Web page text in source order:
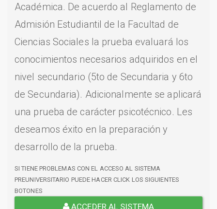
Académica. De acuerdo al Reglamento de
Admisión Estudiantil de la Facultad de
Ciencias Sociales la prueba evaluará los
conocimientos necesarios adquiridos en el
nivel secundario (5to de Secundaria y 6to
de Secundaria). Adicionalmente se aplicará
una prueba de carácter psicotécnico. Les
deseamos éxito en la preparación y
desarrollo de la prueba.
SI TIENE PROBLEMAS CON EL ACCESO AL SISTEMA
PREUNIVERSITARIO PUEDE HACER CLICK LOS SIGUIENTES
BOTONES
ACCEDER AL SISTEMA